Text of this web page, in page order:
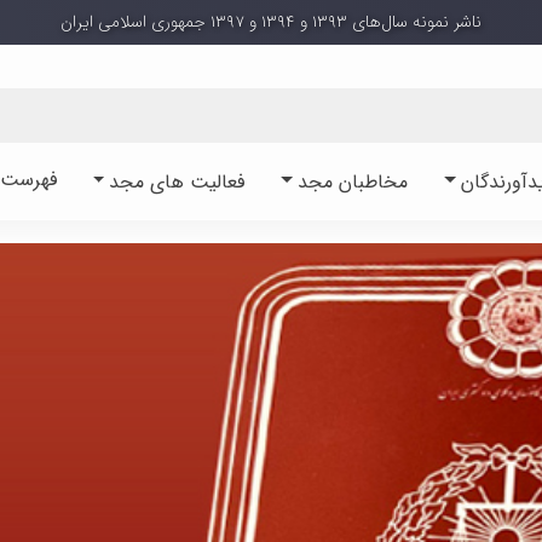
ناشر نمونه سال‌های ۱۳۹۳ و ۱۳۹۴ و ۱۳۹۷ جمهوری اسلامی ایران
مخاطبان مجد فعالیت های مجد فهرست